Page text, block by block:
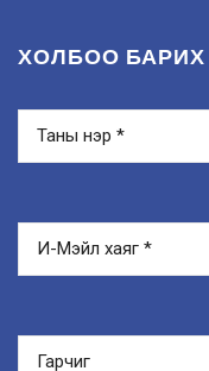
ХОЛБОО БАРИХ